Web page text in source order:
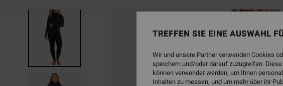
TREFFEN SIE EINE AUSWAHL
Wir und unsere Partner verwenden Cookies
speichern und/oder darauf zuzugreifen.
können verwendet werden, um Ihnen
Inhalten zu messen, und um mehr über ihr